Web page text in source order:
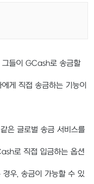
들이 GCash로 송금할
게 직접 송금하는 기능이
은 글로벌 송금 서비스를
로 직접 입금하는 옵션
우, 송금이 가능할 수 있